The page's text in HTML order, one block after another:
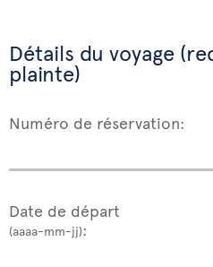
Détails du voyage
plainte)
Numéro de réservation:
Date de départ
(aaaa-mm-jj):